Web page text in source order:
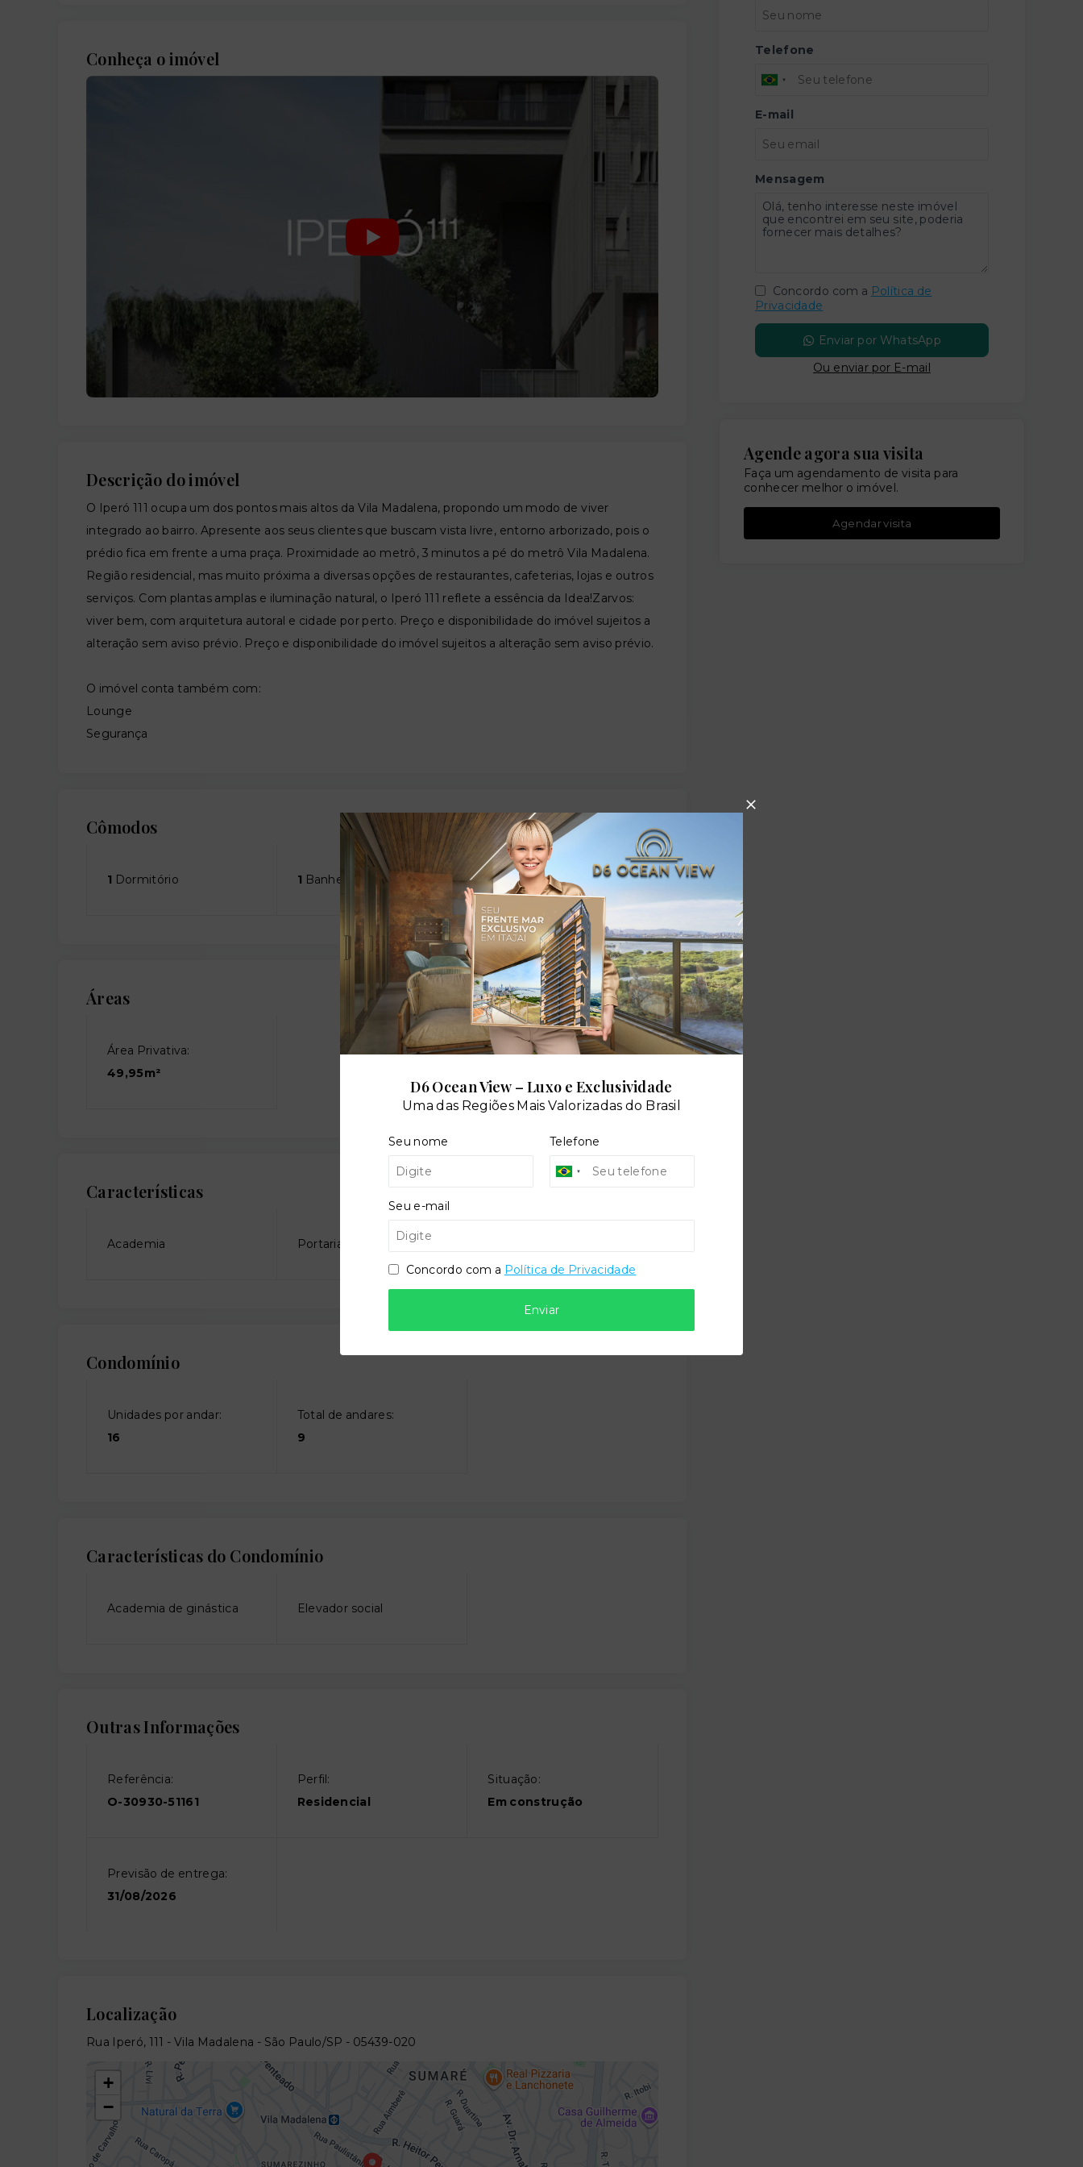
Conheça o imóvel
Descrição do imóvel
O Iperó 111 ocupa um dos pontos mais altos da Vila Madalena, propondo um modo de viver
integrado ao bairro. Apresente aos seus clientes que buscam vista livre, entorno arborizado, pois o
prédio fica em frente a uma praça. Proximidade ao metrô, 3 minutos a pé do metrô Vila Madalena.
Região residencial, mas muito próxima a diversas opções de restaurantes, cafeterias, lojas e outros
serviços. Com plantas amplas e iluminação natural, o Iperó 111 reflete a essência da Idea!Zarvos:
viver bem, com arquitetura autoral e cidade por perto. Preço e disponibilidade do imóvel sujeitos a
alteração sem aviso prévio. Preço e disponibilidade do imóvel sujeitos a alteração sem aviso prévio.
O imóvel conta também com:
Lounge
Segurança
Cômodos
1 Dormitório 1 Banheiro
Áreas
Área Privativa:
49,95m²
Características
Academia Portaria
Condomínio
Unidades por andar:
16
Total de andares:
9
Características do Condomínio
Academia de ginástica Elevador social
Outras Informações
Referência:
O-30930-51161
Perfil:
Residencial
Situação:
Em construção
Previsão de entrega:
31/08/2026
Localização
Rua Iperó, 111 - Vila Madalena - São Paulo/SP - 05439-020
+
−
Telefone
E-mail
Mensagem
Concordo com a Política de
Privacidade
Enviar por WhatsApp
Ou enviar por E-mail
Agende agora sua visita
Faça um agendamento de visita para
conhecer melhor o imóvel.
Agendar visita
D6 Ocean View – Luxo e Exclusividade
Uma das Regiões Mais Valorizadas do Brasil
Seu nome Telefone
Seu e-mail
Concordo com a Política de Privacidade
Enviar